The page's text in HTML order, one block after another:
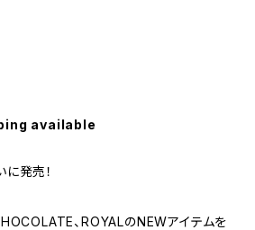
available
発売！
、ROYALのNEWアイテムを